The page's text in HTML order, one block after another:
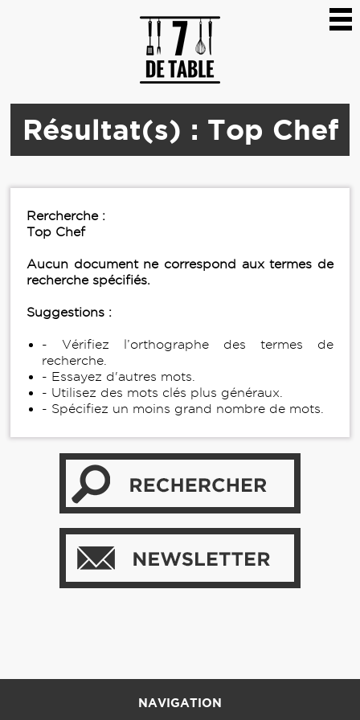
Résultat(s) : Top Chef
Rercherche :
Top Chef
Aucun document ne correspond aux termes de
recherche spécifiés.
Suggestions :
- Vérifiez l’orthographe des termes de
recherche.
- Essayez d'autres mots.
- Utilisez des mots clés plus généraux.
- Spécifiez un moins grand nombre de mots.
NAVIGATION